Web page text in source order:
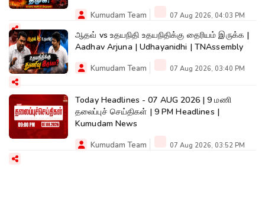
Kumudam Team 07 Aug 2026, 04:03 PM
ஆதவ் vs உதயநிதி உதயநிதிக்கு தைரியம் இருக்க |
Aadhav Arjuna | Udhayanidhi | TNAssembly
Kumudam Team 07 Aug 2026, 03:40 PM
Today Headlines - 07 AUG 2026 | 9 மணி
தலைப்புச் செய்திகள் | 9 PM Headlines |
Kumudam News
Kumudam Team 07 Aug 2026, 03:52 PM